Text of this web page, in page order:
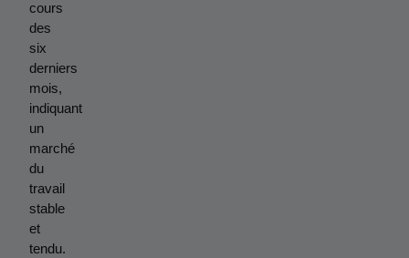
cours
des
six
derniers
mois,
indiquant
un
marché
du
travail
stable
et
tendu.